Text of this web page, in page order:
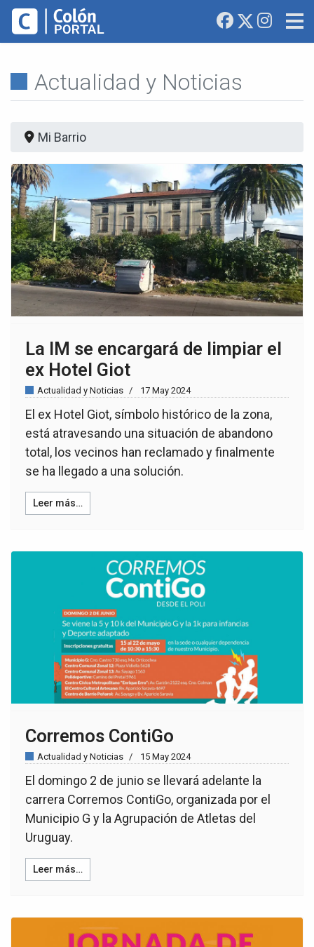
Actualidad y Noticias
Mi Barrio
La IM se encargará de limpiar el
ex Hotel Giot
Actualidad y Noticias 17 May 2024
El ex Hotel Giot, símbolo histórico de la zona,
está atravesando una situación de abandono
total, los vecinos han reclamado y finalmente
se ha llegado a una solución.
Leer más…
Corremos ContiGo
Actualidad y Noticias 15 May 2024
El domingo 2 de junio se llevará adelante la
carrera Corremos ContiGo, organizada por el
Municipio G y la Agrupación de Atletas del
Uruguay.
Leer más…